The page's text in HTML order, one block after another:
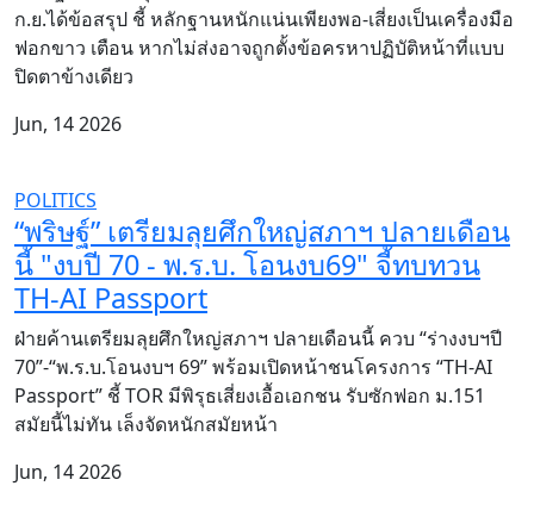
ก.ย.ได้ข้อสรุป ชี้ หลักฐานหนักแน่นเพียงพอ-เสี่ยงเป็นเครื่องมือ
ฟอกขาว เตือน หากไม่ส่งอาจถูกตั้งข้อครหาปฏิบัติหน้าที่แบบ
ปิดตาข้างเดียว
Jun, 14 2026
POLITICS
“พริษฐ์” เตรียมลุยศึกใหญ่สภาฯ ปลายเดือน
นี้ "งบปี 70 - พ.ร.บ. โอนงบ69" จี้ทบทวน
TH-AI Passport
ฝ่ายค้านเตรียมลุยศึกใหญ่สภาฯ ปลายเดือนนี้ ควบ “ร่างงบฯปี
70”-“พ.ร.บ.โอนงบฯ 69” พร้อมเปิดหน้าชนโครงการ “TH-AI
Passport” ชี้ TOR มีพิรุธเสี่ยงเอื้อเอกชน รับซักฟอก ม.151
สมัยนี้ไม่ทัน เล็งจัดหนักสมัยหน้า
Jun, 14 2026